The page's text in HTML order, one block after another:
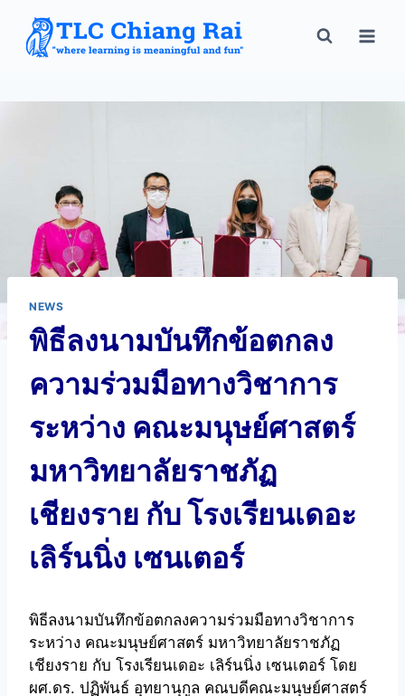
NEWS
พิธีลงนามบันทึกข้อตกลง
ความร่วมมือทางวิชาการ
ระหว่าง คณะมนุษย์ศาสตร์
มหาวิทยาลัยราชภัฏ
เชียงราย กับ โรงเรียนเดอะ
เลิร์นนิ่ง เซนเตอร์
พิธีลงนามบันทึกข้อตกลงความร่วมมือทางวิชาการ
ระหว่าง คณะมนุษย์ศาสตร์ มหาวิทยาลัยราชภัฏ
เชียงราย กับ โรงเรียนเดอะ เลิร์นนิ่ง เซนเตอร์ โดย
ผศ.ดร. ปฏิพันธ์ อุทยานุกูล คณบดีคณะมนุษย์ศาสตร์